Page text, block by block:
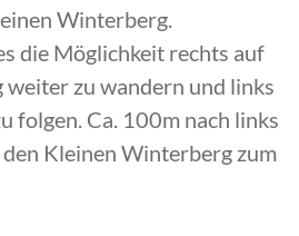
Winterberg.
die Möglichkeit rechts auf
zu wandern und links
folgen. Ca. 100m nach links
Kleinen Winterberg zum